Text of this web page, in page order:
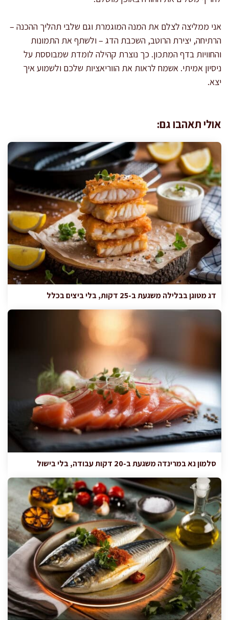
אני ממליצה לצלם את המנה המוגמרת וגם שלבי תהליך ההכנה –
הרתיחה, יצירת הרוטב, השכבת הדג – ולשתף את התמונות
והחוויות בדף המתכון. כך נוצרת קהילה לומדת שמבוססת על
ניסיון אמיתי. אשמח לראות את הווריאציות שלכם ולשמוע איך
יצא.
אולי תאהבו גם:
דג מטוגן בבלילה משגעת ב-25 דקות, בלי ביצים בכלל
סלמון נא במרינדה משגעת ב-20 דקות עבודה, בלי בישול